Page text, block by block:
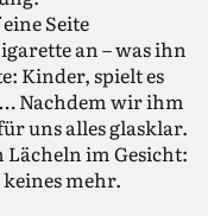
Seite
an – was ihn
Kinder, spielt es
Nachdem wir ihm
uns alles glasklar.
im Gesicht:
mehr.